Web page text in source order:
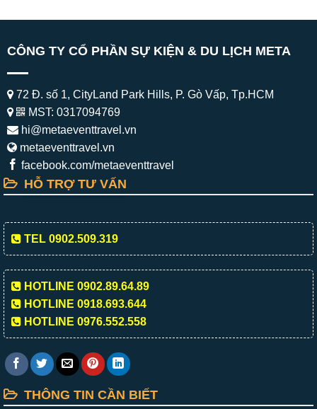
CÔNG TY CỔ PHẦN SỰ KIỆN & DU LỊCH META
72 Đ. số 1, CityLand Park Hills, P. Gò Vấp, Tp.HCM
MST: 0317094769
hi@metaeventtravel.vn
metaeventtravel.vn
facebook.com/metaeventtravel
HỖ TRỢ TƯ VẤN
TEL 0902.509.319
HOTLINE 0902.89.64.89
HOTLINE 0918.693.644
HOTLINE 0976.552.558
THÔNG TIN CẦN BIẾT